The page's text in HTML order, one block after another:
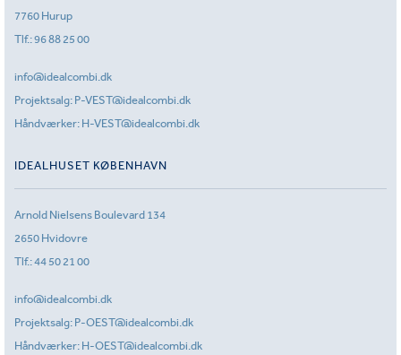
7760 Hurup
Tlf.:96 88 25 00
info@idealcombi.dk
Projektsalg: P-VEST@idealcombi.dk
Håndværker: H-VEST@idealcombi.dk
IDEALHUSET KØBENHAVN
Arnold Nielsens Boulevard 134
2650 Hvidovre
Tlf.:44 50 21 00
info@idealcombi.dk
Projektsalg: P-OEST@idealcombi.dk
Håndværker: H-OEST@idealcombi.dk